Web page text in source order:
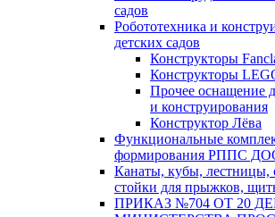
садов
Робототехника и
детских садов
Конструкторы
Конструкторы
Прочее оснащение
и конструирования
Конструктор Лёва
Функциональные
формирования РППС
Канаты, кубы, лестницы,
стойки для прыжков,
ПРИКАЗ №704 ОТ 20